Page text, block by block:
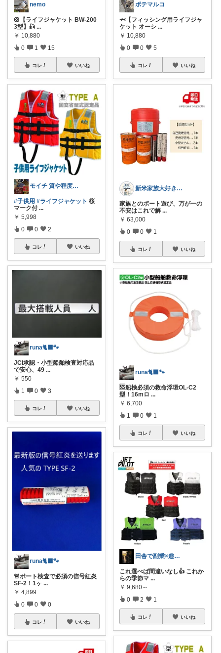
nemo
🛟【ライフジャケット BW-200
3型】🎣 ...
￥ 10,880
0 1 15
コレ いいね
モイチ 質や程度の良いものを長く使いたい
#子供用 #ライフジャケット 桜
マーク付...
￥ 5,998
0 0 2
コレ いいね
runa🐈‍⬛🐾
JCI承認・小型船舶検査対応品
で安心、49 ...
￥ 550
1 0 3
コレ いいね
runa🐈‍⬛🐾
🚨ボート検査で必須の信号紅炎
SF-2！1ヶ ...
￥ 4,899
0 0 0
コレ いいね
ポテマルコ
🦈【フィッシング用ライフジャ
ケット オーシ ...
￥ 10,880
0 0 5
コレ いいね
新米家族大好きパパ＠あちちゅん
家族とのボート遊び、万が一の
不安はこれで解 ...
￥ 63,000
0 0 1
コレ いいね
runa🐈‍⬛🐾
🆘船検必須の救命浮環OL-C2
型！16mロ ...
￥ 6,700
1 0 1
コレ いいね
田舎で副業×趣味を楽しむ20代会社員
これ選べば間違いなし👍 これか
らの季節マ ...
￥ 9,680～
0 2 1
コレ いいね